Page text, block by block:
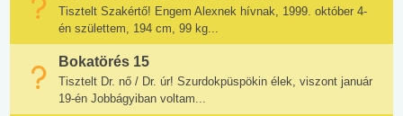
Tisztelt Szakértő! Engem Alexnek hívnak, 1999. október 4-
én születtem, 194 cm, 99 kg...
Bokatörés 15
Tisztelt Dr. nő / Dr. úr! Szurdokpüspökin élek, viszont január
19-én Jobbágyiban voltam...